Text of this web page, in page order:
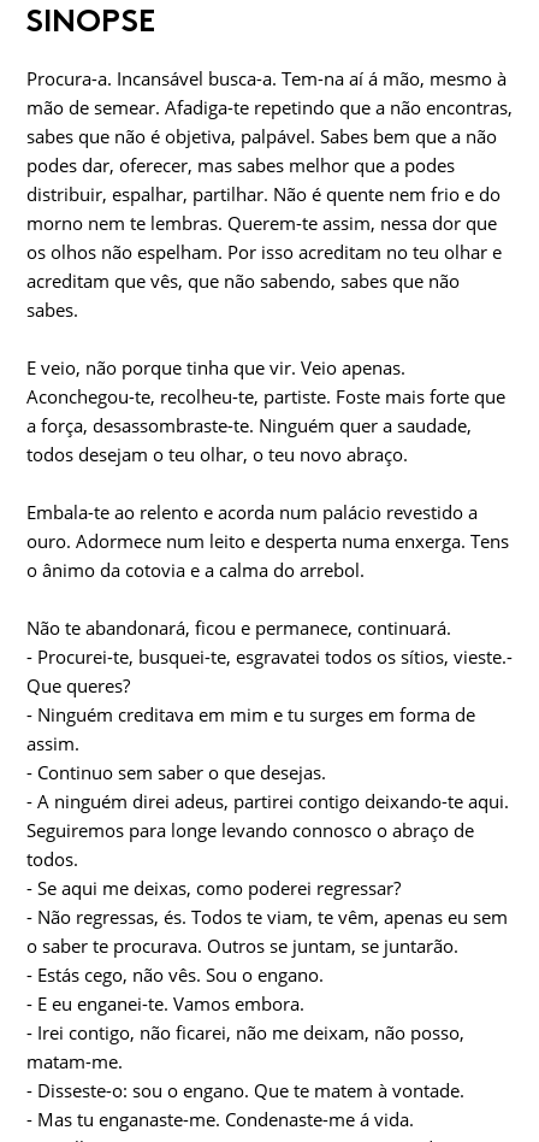
SINOPSE
Procura-a. Incansável busca-a. Tem-na aí á mão, mesmo à
mão de semear. Afadiga-te repetindo que a não encontras,
sabes que não é objetiva, palpável. Sabes bem que a não
podes dar, oferecer, mas sabes melhor que a podes
distribuir, espalhar, partilhar. Não é quente nem frio e do
morno nem te lembras. Querem-te assim, nessa dor que
os olhos não espelham. Por isso acreditam no teu olhar e
acreditam que vês, que não sabendo, sabes que não
sabes.
E veio, não porque tinha que vir. Veio apenas.
Aconchegou-te, recolheu-te, partiste. Foste mais forte que
a força, desassombraste-te. Ninguém quer a saudade,
todos desejam o teu olhar, o teu novo abraço.
Embala-te ao relento e acorda num palácio revestido a
ouro. Adormece num leito e desperta numa enxerga. Tens
o ânimo da cotovia e a calma do arrebol.
Não te abandonará, ficou e permanece, continuará.
- Procurei-te, busquei-te, esgravatei todos os sítios, vieste.-
Que queres?
- Ninguém creditava em mim e tu surges em forma de
assim.
- Continuo sem saber o que desejas.
- A ninguém direi adeus, partirei contigo deixando-te aqui.
Seguiremos para longe levando connosco o abraço de
todos.
- Se aqui me deixas, como poderei regressar?
- Não regressas, és. Todos te viam, te vêm, apenas eu sem
o saber te procurava. Outros se juntam, se juntarão.
- Estás cego, não vês. Sou o engano.
- E eu enganei-te. Vamos embora.
- Irei contigo, não ficarei, não me deixam, não posso,
matam-me.
- Disseste-o: sou o engano. Que te matem à vontade.
- Mas tu enganaste-me. Condenaste-me á vida.